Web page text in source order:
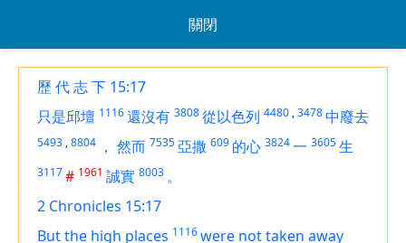
關閉
歷 代 志 下 15:17
只是邱壇 1116還沒有 3808從以色列 4480 ,3478中廢去
5493 ,8804 ， 然而 7535亞撒 609 的心 3824一 3605生
3117# 1961 誠實 8003 。
2 Chronicles 15:17
But the high places 1116were not taken away